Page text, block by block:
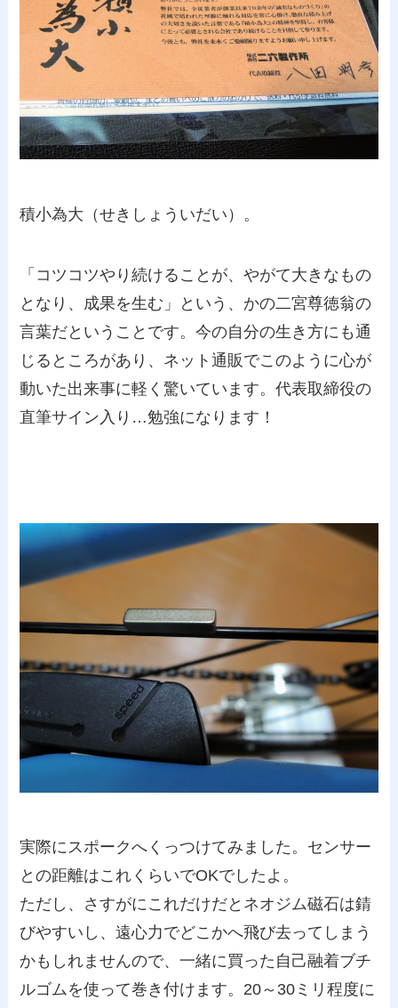
積小為大（せきしょういだい）。
「コツコツやり続けることが、やがて大きなもの
となり、成果を生む」という、かの二宮尊徳翁の
言葉だということです。今の自分の生き方にも通
じるところがあり、ネット通販でこのように心が
動いた出来事に軽く驚いています。代表取締役の
直筆サイン入り…勉強になります！
実際にスポークへくっつけてみました。センサー
との距離はこれくらいでOKでしたよ。
ただし、さすがにこれだけだとネオジム磁石は錆
びやすいし、遠心力でどこかへ飛び去ってしまう
かもしれませんので、一緒に買った自己融着ブチ
ルゴムを使って巻き付けます。20～30ミリ程度に